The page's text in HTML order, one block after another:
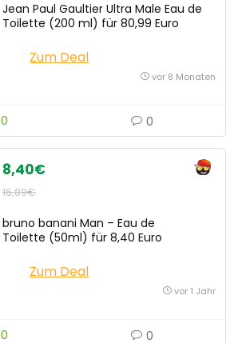
Jean Paul Gaultier Ultra Male Eau de
Toilette (200 ml) für 80,99 Euro
Zum Deal
vor 8 Monaten
0 0
8,40€
16,89€
bruno banani Man – Eau de
Toilette (50ml) für 8,40 Euro
Zum Deal
vor 1 Jahr
0 0